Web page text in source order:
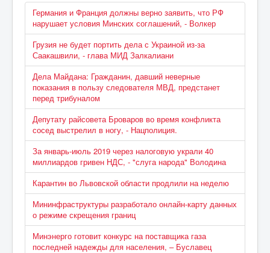
Германия и Франция должны верно заявить, что РФ
нарушает условия Минских соглашений, - Волкер
Грузия не будет портить дела с Украиной из-за
Саакашвили, - глава МИД Залкалиани
Дела Майдана: Гражданин, давший неверные
показания в пользу следователя МВД, предстанет
перед трибуналом
Депутату райсовета Броваров во время конфликта
сосед выстрелил в ногу, - Нацполиция.
За январь-июль 2019 через налоговую украли 40
миллиардов гривен НДС, - "слуга народа" Володина
Карантин во Львовской области продлили на неделю
Мининфраструктуры разработало онлайн-карту данных
о режиме скрещения границ
Минэнерго готовит конкурс на поставщика газа
последней надежды для населения, – Буславец